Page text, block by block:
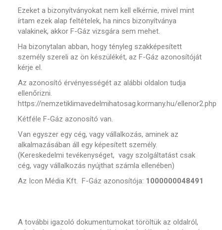
Ezeket a bizonyítványokat nem kell elkérnie, mivel mint
írtam ezek alap feltételek, ha nincs bizonyítványa
valakinek, akkor F-Gáz vizsgára sem mehet.
Ha bizonytalan abban, hogy tényleg szakképesített
személy szereli az ön készülékét, az F-Gáz azonosítóját
kérje el.
Az azonosító érvényességét az alábbi oldalon tudja
ellenőrizni.
https://nemzetiklimavedelmihatosag.kormany.hu/ellenor2.php
Kétféle F-Gáz azonosító van.
Van egyszer egy cég, vagy vállalkozás, aminek az
alkalmazásában áll egy képesített személy.
(Kereskedelmi tevékenységet, vagy szolgáltatást csak
cég, vagy vállalkozás nyújthat számla ellenében)
Az Icon Média Kft. F-Gáz azonosítója: 1000000048491
A további igazoló dokumentumokat töröltük az oldalról,